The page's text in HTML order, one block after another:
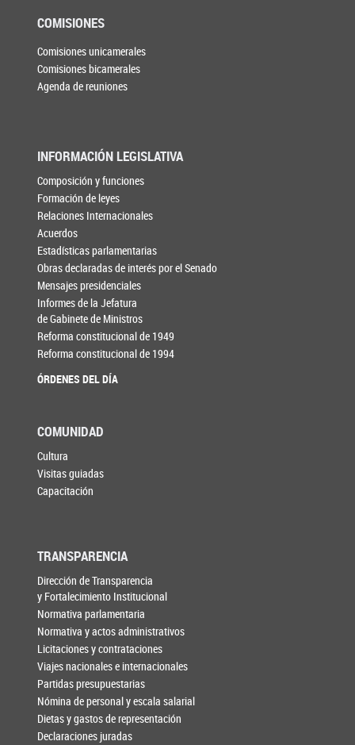
COMISIONES
Comisiones unicamerales
Comisiones bicamerales
Agenda de reuniones
INFORMACIÓN LEGISLATIVA
Composición y funciones
Formación de leyes
Relaciones Internacionales
Acuerdos
Estadísticas parlamentarias
Obras declaradas de interés por el Senado
Mensajes presidenciales
Informes de la Jefatura
de Gabinete de Ministros
Reforma constitucional de 1949
Reforma constitucional de 1994
ÓRDENES DEL DÍA
COMUNIDAD
Cultura
Visitas guiadas
Capacitación
TRANSPARENCIA
Dirección de Transparencia
y Fortalecimiento Institucional
Normativa parlamentaria
Normativa y actos administrativos
Licitaciones y contrataciones
Viajes nacionales e internacionales
Partidas presupuestarias
Nómina de personal y escala salarial
Dietas y gastos de representación
Declaraciones juradas